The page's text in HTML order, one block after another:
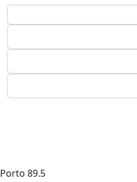
Porto 89.5